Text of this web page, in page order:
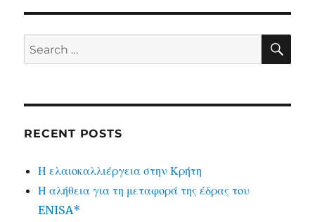
Search
for:
RECENT POSTS
Η ελαιοκαλλιέργεια στην Κρήτη
Η αλήθεια για τη μεταφορά της έδρας του
ENISA*